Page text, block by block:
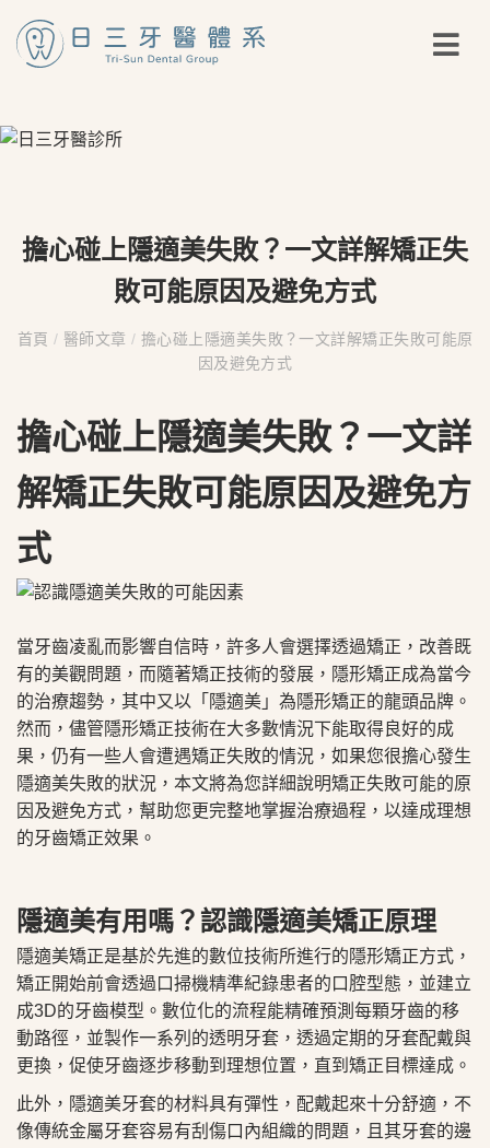
擔心碰上隱適美失敗？一文詳解矯正失
敗可能原因及避免方式
首頁 / 醫師文章/ 擔心碰上隱適美失敗？一文詳解矯正失敗可能原
因及避免方式
擔心碰上隱適美失敗？一文詳
解矯正失敗可能原因及避免方
式
當牙齒凌亂而影響自信時，許多人會選擇透過矯正，改善既
有的美觀問題，而隨著矯正技術的發展，隱形矯正成為當今
的治療趨勢，其中又以「隱適美」為隱形矯正的龍頭品牌。
然而，儘管隱形矯正技術在大多數情況下能取得良好的成
果，仍有一些人會遭遇矯正失敗的情況，如果您很擔心發生
隱適美失敗的狀況，本文將為您詳細說明矯正失敗可能的原
因及避免方式，幫助您更完整地掌握治療過程，以達成理想
的牙齒矯正效果。
隱適美有用嗎？認識隱適美矯正原理
隱適美矯正是基於先進的數位技術所進行的隱形矯正方式，
矯正開始前會透過口掃機精準紀錄患者的口腔型態，並建立
成3D的牙齒模型。數位化的流程能精確預測每顆牙齒的移
動路徑，並製作一系列的透明牙套，透過定期的牙套配戴與
更換，促使牙齒逐步移動到理想位置，直到矯正目標達成。
此外，隱適美牙套的材料具有彈性，配戴起來十分舒適，不
像傳統金屬牙套容易有刮傷口內組織的問題，且其牙套的邊